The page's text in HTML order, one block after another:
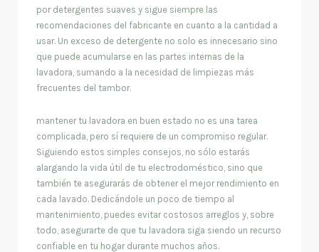
por detergentes suaves y sigue siempre las
recomendaciones del fabricante en cuanto a la cantidad a
usar. Un exceso de detergente no solo es innecesario sino
que puede acumularse en las partes internas de la
lavadora, sumando a la necesidad de limpiezas más
frecuentes del tambor.
mantener tu lavadora en buen estado no es una tarea
complicada, pero sí requiere de un compromiso regular.
Siguiendo estos simples consejos, no sólo estarás
alargando la vida útil de tu electrodoméstico, sino que
también te asegurarás de obtener el mejor rendimiento en
cada lavado. Dedicándole un poco de tiempo al
mantenimiento, puedes evitar costosos arreglos y, sobre
todo, asegurarte de que tu lavadora siga siendo un recurso
confiable en tu hogar durante muchos años.